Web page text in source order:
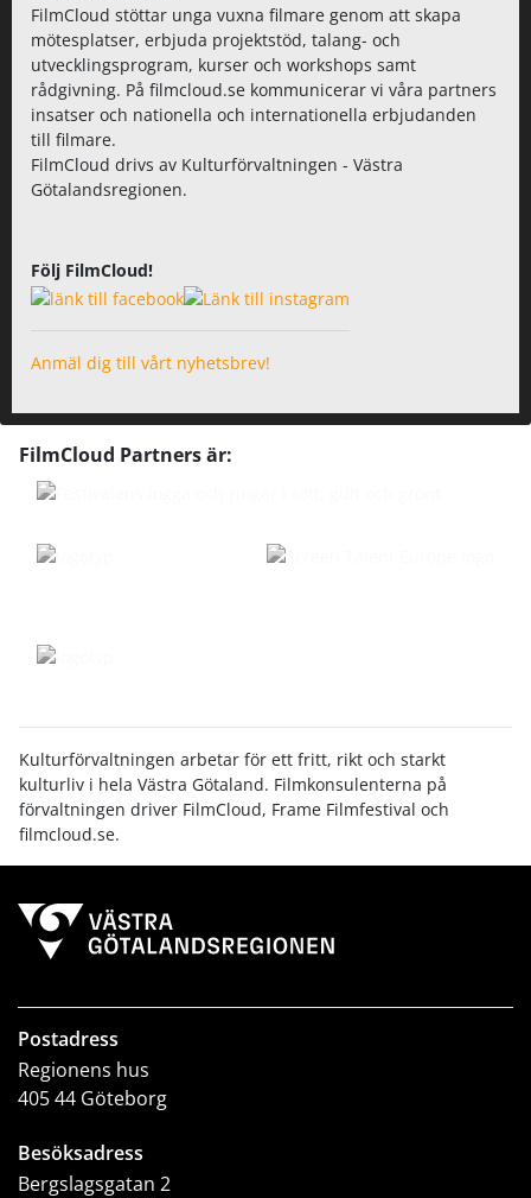
FilmCloud stöttar unga vuxna filmare genom att skapa
mötesplatser, erbjuda projektstöd, talang- och
utvecklingsprogram, kurser och workshops samt
rådgivning. På filmcloud.se kommunicerar vi våra partners
insatser och nationella och internationella erbjudanden
till filmare.
FilmCloud drivs av Kulturförvaltningen - Västra
Götalandsregionen.
Följ FilmCloud!
Anmäl dig till vårt nyhetsbrev!
FilmCloud Partners är:
Kulturförvaltningen arbetar för ett fritt, rikt och starkt
kulturliv i hela Västra Götaland. Filmkonsulenterna på
förvaltningen driver FilmCloud, Frame Filmfestival och
filmcloud.se.
Postadress
Regionens hus
405 44 Göteborg
Besöksadress
Bergslagsgatan 2